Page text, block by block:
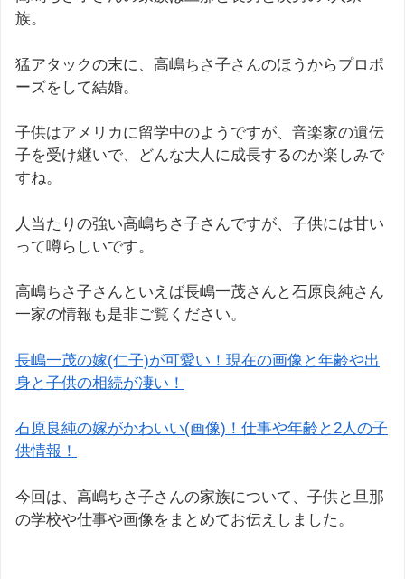
族。
猛アタックの末に、高嶋ちさ子さんのほうからプロポ
ーズをして結婚。
子供はアメリカに留学中のようですが、音楽家の遺伝
子を受け継いで、どんな大人に成長するのか楽しみで
すね。
人当たりの強い高嶋ちさ子さんですが、子供には甘い
って噂らしいです。
高嶋ちさ子さんといえば長嶋一茂さんと石原良純さん
一家の情報も是非ご覧ください。
長嶋一茂の嫁(仁子)が可愛い！現在の画像と年齢や出
身と子供の相続が凄い！
石原良純の嫁がかわいい(画像)！仕事や年齢と2人の子
供情報！
今回は、高嶋ちさ子さんの家族について、子供と旦那
の学校や仕事や画像をまとめてお伝えしました。